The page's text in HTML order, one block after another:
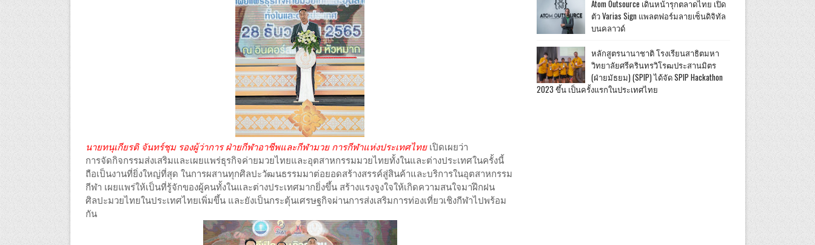
นายทนุเกียรติ จันทร์ชุม รองผู้ว่าการ ฝ่ายกีฬาอาชีพและกีฬามวย การกีฬาแห่งประเทศไทย เปิดเผยว่า
การจัดกิจกรรมส่งเสริมและเผยแพร่ธุรกิจค่ายมวยไทยและอุตสาหกรรมมวยไทยทั้งในและต่างประเทศในครั้งนี้
ถือเป็นงานที่ยิ่งใหญ่ที่สุด ในการผสานทุกศิลปะวัฒนธรรมมาต่อยอดสร้างสรรค์สู่สินค้าและบริการในอุตสาหกรรม
กีฬา เผยแพร่ให้เป็นที่รู้จักของผู้คนทั้งในและต่างประเทศมากยิ่งขึ้น สร้างแรงจูงใจให้เกิดความสนใจมาฝึกฝน
ศิลปะมวยไทยในประเทศไทยเพิ่มขึ้น และยังเป็นกระตุ้นเศรษฐกิจผ่านการส่งเสริมการท่องเที่ยวเชิงกีฬาไปพร้อม
กัน
Atom Outsource เดินหน้ารุกตลาดไทย เปิด
ตัว Varias Sign แพลตฟอร์มลายเซ็นดิจิทัล
บนคลาวด์
หลักสูตรนานาชาติ โรงเรียนสาธิตมหา
วิทยาลัยศรีครินทรวิโรฒประสานมิตร
(ฝ่ายมัธยม) (SPIP) ได้จัด SPIP Hackathon
2023 ขึ้น เป็นครั้งแรกในประเทศไทย